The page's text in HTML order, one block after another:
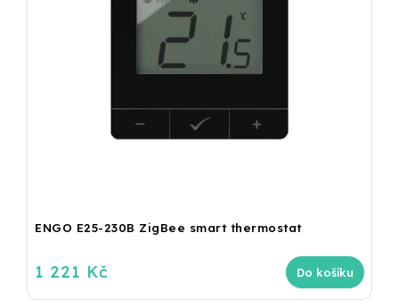
ENGO E25-230B ZigBee smart thermostat
1 221 Kč Do košíku